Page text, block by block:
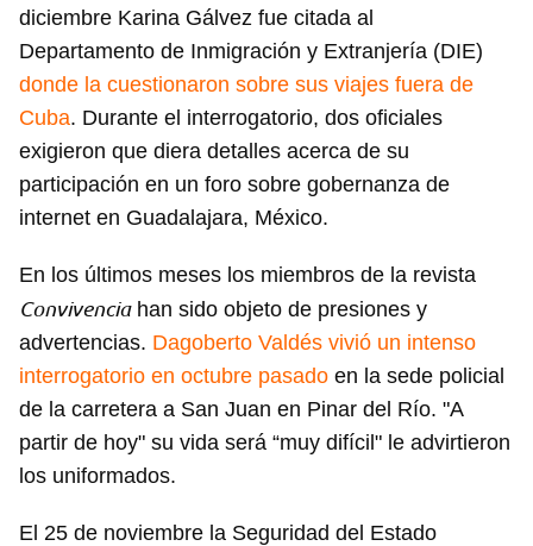
diciembre Karina Gálvez fue citada al
Departamento de Inmigración y Extranjería (DIE)
donde la cuestionaron sobre sus viajes fuera de
Cuba. Durante el interrogatorio, dos oficiales
exigieron que diera detalles acerca de su
participación en un foro sobre gobernanza de
internet en Guadalajara, México.
En los últimos meses los miembros de la revista
Convivenciahan sido objeto de presiones y
advertencias. Dagoberto Valdés vivió un intenso
interrogatorio en octubre pasado en la sede policial
de la carretera a San Juan en Pinar del Río. "A
partir de hoy" su vida será “muy difícil" le advirtieron
los uniformados.
El 25 de noviembre la Seguridad del Estado